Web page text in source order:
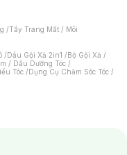
/Tẩy Trang Mắt / Môi
/Dầu Gội Xả 2in1 /Bộ Gội Xả /
/ Dầu Dưỡng Tóc /
Tóc /Dụng Cụ Chăm Sóc Tóc /